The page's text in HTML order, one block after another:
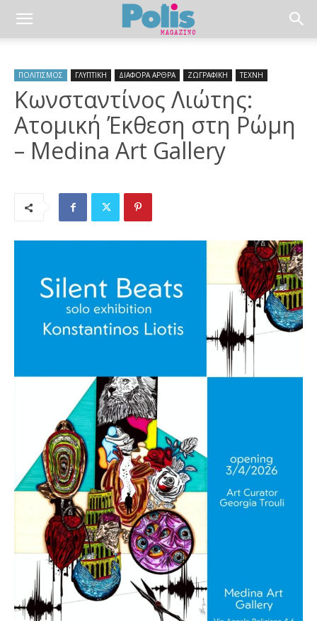
ΠΟΛΙΤΙΣΜΟΣ ΓΛΥΠΤΙΚΗ ΔΙΑΦΟΡΑ ΑΡΘΡΑ ΖΩΓΡΑΦΙΚΗ ΤΕΧΝΗ
Κωνσταντίνος Λιώτης:
Ατομική Έκθεση στη Ρώμη
– Medina Art Gallery